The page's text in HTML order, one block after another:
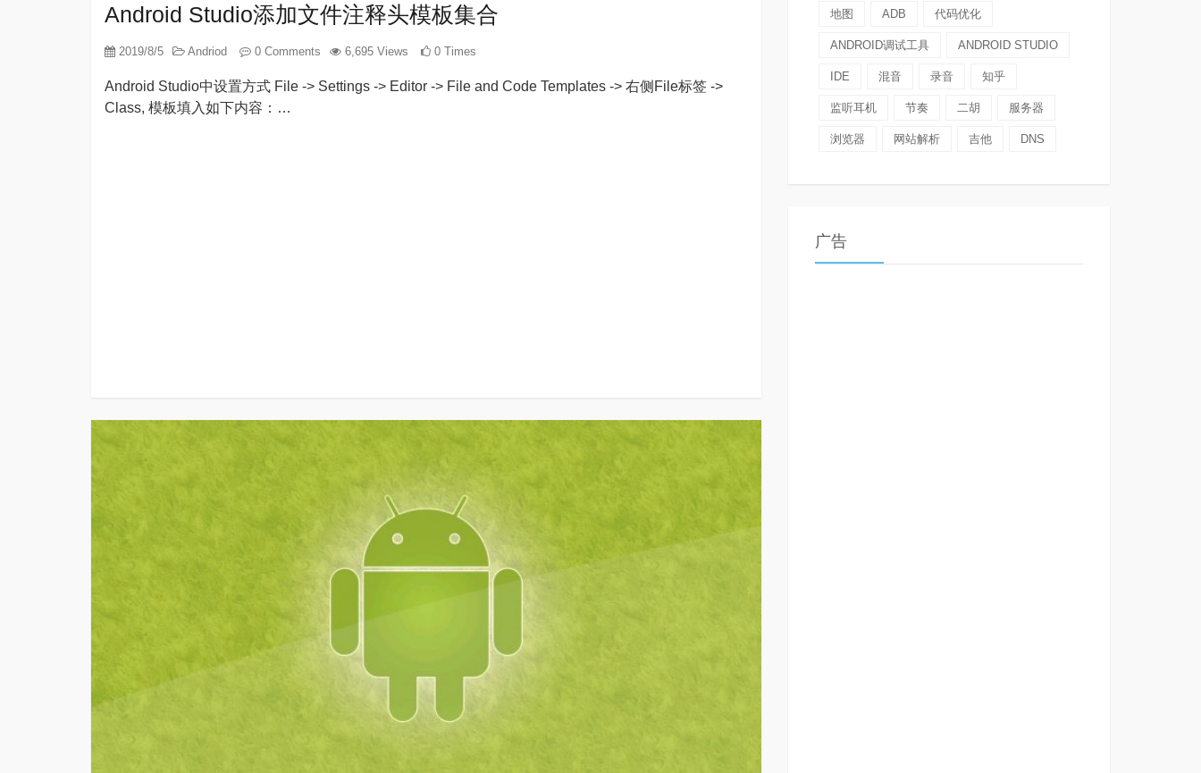
Android Studio添加文件注释头模板集合
2019/8/5 Andriod 0 Comments 6,695 Views 0 Times
Android Studio中设置方式 File -> Settings -> Editor -> File and Code Templates -> 右侧File标签 ->
Class, 模板填入如下内容：…
地图 ADB 代码优化
ANDROID调试工具 ANDROID STUDIO
IDE 混音 录音 知乎
监听耳机 节奏 二胡 服务器
浏览器 网站解析 吉他 DNS
广告